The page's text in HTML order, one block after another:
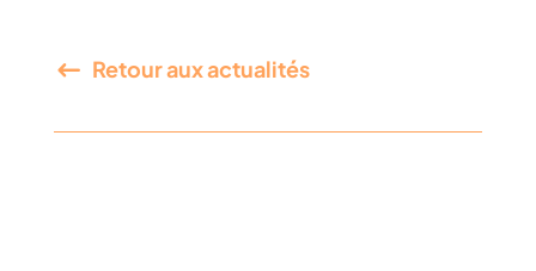
Retour aux actualités